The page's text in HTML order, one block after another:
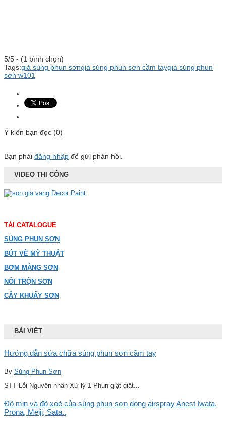
5/5 - (1 bình chọn)
Tags:giá súng phun sơngiá súng phun sơn cầm taygiá súng phun
sơn w101
Ý kiến bạn đọc (0)
Bạn phải đăng nhập để gửi phản hồi.
VIDEO THI CÔNG
TẢI CATALOGUE
SÚNG PHUN SƠN
BÚT VẼ MỸ THUẬT
BƠM MÀNG SƠN
NỒI TRỘN SƠN
CÂY KHUẤY SƠN
BÀI VIẾT
Hướng dẫn sửa chữa súng phun sơn cầm tay
By Súng Phun Sơn
STT Lỗi Nguyên nhân Xử lý 1 Phun giật giật...
Độ mịn và độ xoè của súng phun sơn dòng airspray Anest Iwata,
Prona, Meiji, Sata..